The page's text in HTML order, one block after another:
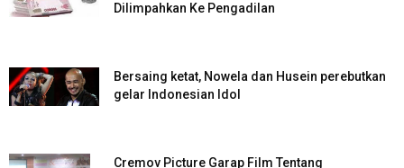
Dilimpahkan Ke Pengadilan
Bersaing ketat, Nowela dan Husein perebutkan
gelar Indonesian Idol
Cremov Picture Garap Film Tentang